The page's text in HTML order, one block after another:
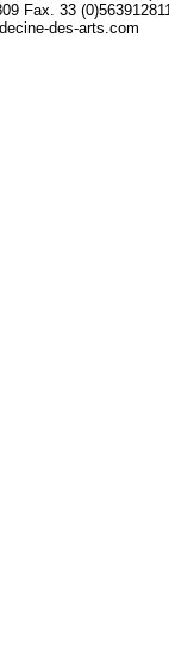
Fax. 33
des-arts.com